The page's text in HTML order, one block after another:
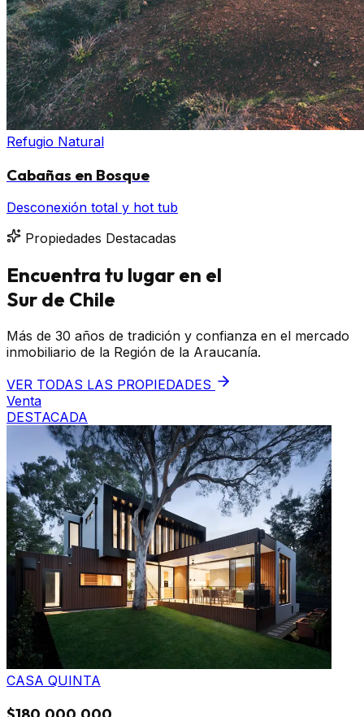
Refugio Natural
Cabañas en Bosque
Desconexión total y hot tub
Propiedades Destacadas
Encuentra tu lugar en el
Sur de Chile
Más de 30 años de tradición y confianza en el mercado
inmobiliario de la Región de la Araucanía.
VER TODAS LAS PROPIEDADES
Venta
DESTACADA
CASA QUINTA